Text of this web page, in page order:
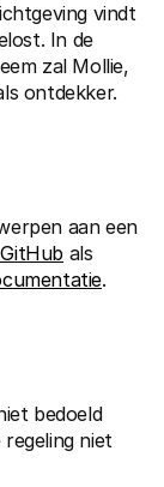
vindt
In de
zal Mollie,
ontdekker.
aan een
als
.
bedoeld
niet